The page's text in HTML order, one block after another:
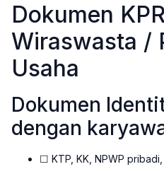
Dokumen
Wiraswasta /
Usaha
Dokumen
dengan
☐ KTP, KK, NPWP